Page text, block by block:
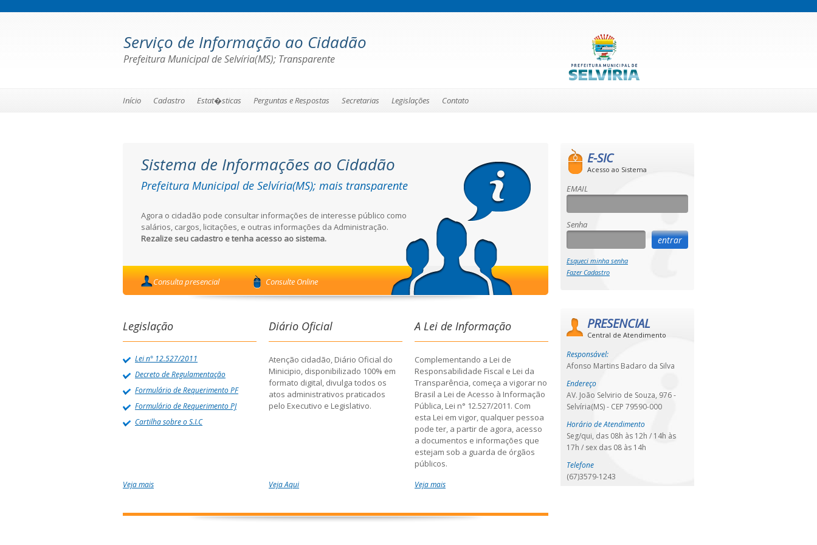
Serviço de Informação ao Cidadão
Prefeitura Municipal de Selvíria(MS); Transparente
Início Cadastro Estat�sticas Perguntas e Respostas Secretarias Legislações Contato
Sistema de Informações ao Cidadão
Prefeitura Municipal de Selvíria(MS); mais transparente
Agora o cidadão pode consultar informações de interesse público como
salários, cargos, licitações, e outras informações da Administração.
Rezalize seu cadastro e tenha acesso ao sistema.
Consulta presencial Consulte Online
Legislação
Lei n° 12.527/2011
Decreto de Regulamentação
Formulário de Requerimento PF
Formulário de Requerimento PJ
Cartilha sobre o S.I.C
Veja mais
Diário Oficial
Atenção cidadão, Diário Oficial do
Minicipio, disponibilizado 100% em
formato digital, divulga todos os
atos administrativos praticados
pelo Executivo e Legislativo.
Veja Aqui
A Lei de Informação
Complementando a Lei de
Responsabilidade Fiscal e Lei da
Transparência, começa a vigorar no
Brasil a Lei de Acesso à Informação
Pública, Lei n° 12.527/2011. Com
esta Lei em vigor, qualquer pessoa
pode ter, a partir de agora, acesso
a documentos e informações que
estejam sob a guarda de órgãos
públicos.
Todos os órgãos deverão fornecer
que haja necessidade de o
Veja mais
E-SIC
Acesso ao Sistema
EMAIL
Senha
Esqueci minha senha
Fazer Cadastro
PRESENCIAL
Central de Atendimento
Responsável:
Afonso Martins Badaro da Silva
Endereço
AV. João Selvirio de Souza, 976 -
Selvíria(MS) - CEP 79590-000
Horário de Atendimento
Seg/qui, das 08h às 12h / 14h às
17h / sex das 08 às 14h
Telefone
(67)3579-1243